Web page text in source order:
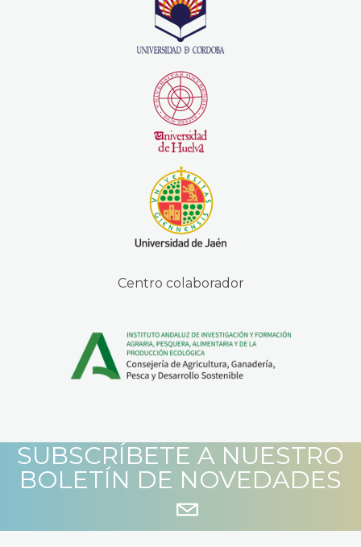
Centro colaborador
SUBSCRÍBETE A NUESTRO
BOLETÍN DE NOVEDADES